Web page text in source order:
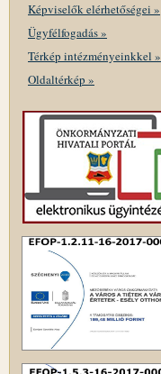
Képviselők elérhetőségei »
Ügyfélfogadás »
Térkép intézményeinkkel »
Oldaltérkép »